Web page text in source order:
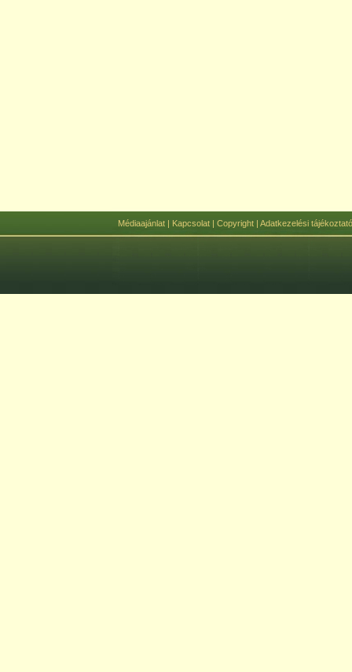
Médiaajánlat| Kapcsolat| Copyright| Adatkezelési tájékoztató